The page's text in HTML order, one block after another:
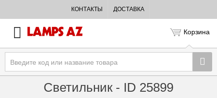
КОНТАКТЫ ДОСТАВКА
Корзина
Светильник - ID 25899